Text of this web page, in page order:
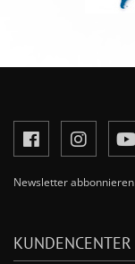
Newsletter abbonnieren
KUNDENCENTER